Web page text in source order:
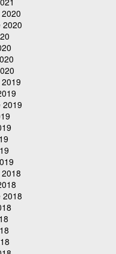
2020
2019
2018